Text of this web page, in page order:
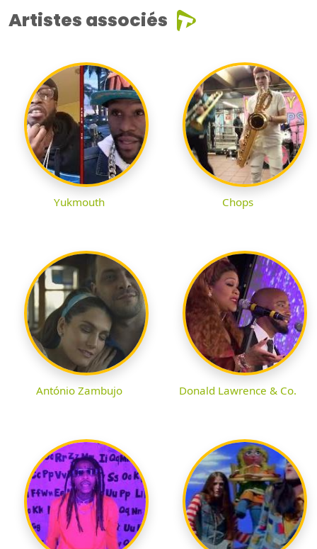
Artistes associés
Yukmouth Chops
António Zambujo Donald Lawrence & Co.